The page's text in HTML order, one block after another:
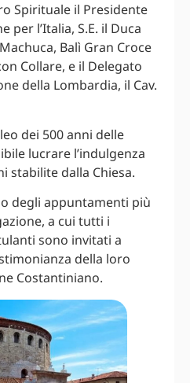
Spirituale il Presidente
per l’Italia, S.E. il Duca
Balì Gran Croce
Collare, e il Delegato
della Lombardia, il Cav.
dei 500 anni delle
lucrare l’indulgenza
stabilite dalla Chiesa.
degli appuntamenti più
a cui tutti i
sono invitati a
della loro
Costantiniano.